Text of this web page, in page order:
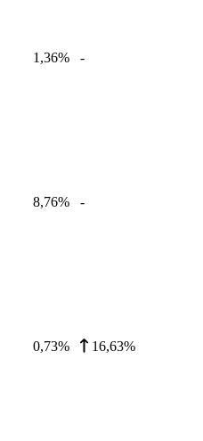
1,36% -
8,76% -
0,73% 16,63%